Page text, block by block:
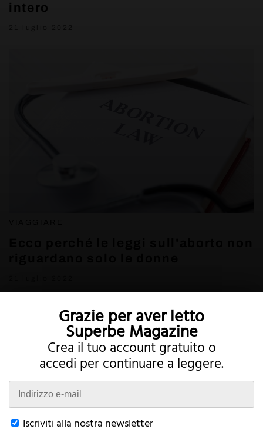
intero
Grazie per aver letto
Superbe Magazine
Crea il tuo account gratuito o
accedi per continuare a leggere.
Iscriviti alla nostra newsletter
Twitter Instagram